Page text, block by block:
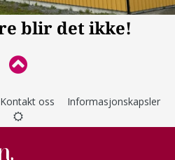
Kontakt oss Informasjonskapsler